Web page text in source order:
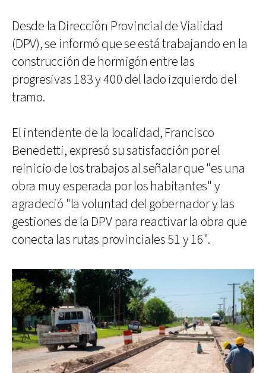
Desde la Dirección Provincial de Vialidad
(DPV), se informó que se está trabajando en la
construcción de hormigón entre las
progresivas 183 y 400 del lado izquierdo del
tramo.
El intendente de la localidad, Francisco
Benedetti, expresó su satisfacción por el
reinicio de los trabajos al señalar que "es una
obra muy esperada por los habitantes" y
agradeció "la voluntad del gobernador y las
gestiones de la DPV para reactivar la obra que
conecta las rutas provinciales 51 y 16".